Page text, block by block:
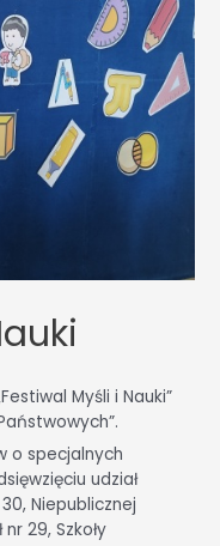
Myśli i Nauki”
o specjalnych
udział
Niepublicznej
29, Szkoły